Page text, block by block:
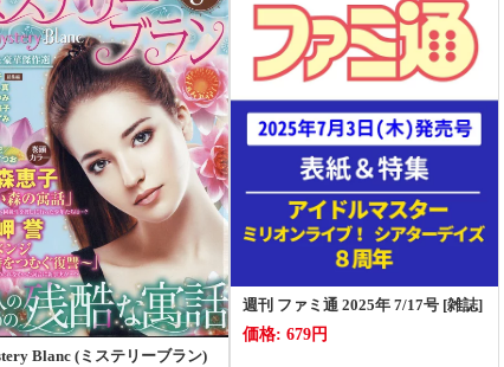
Blanc (ミステリーブラン)
週刊 ファミ通 2025年 7/17号 [雑誌]
価格: 679円